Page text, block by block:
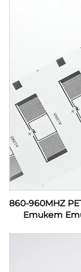
860-960MHZ
Етикет